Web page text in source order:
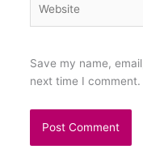
Save my name,
next time I comment.